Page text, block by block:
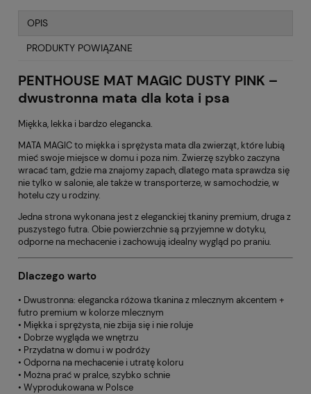
OPIS
PRODUKTY POWIĄZANE
PENTHOUSE MAT MAGIC DUSTY PINK –
dwustronna mata dla kota i psa
Miękka, lekka i bardzo elegancka.
MATA MAGIC to miękka i sprężysta mata dla zwierząt, które lubią
mieć swoje miejsce w domu i poza nim. Zwierzę szybko zaczyna
wracać tam, gdzie ma znajomy zapach, dlatego mata sprawdza się
nie tylko w salonie, ale także w transporterze, w samochodzie, w
hotelu czy u rodziny.
Jedna strona wykonana jest z eleganckiej tkaniny premium, druga z
puszystego futra. Obie powierzchnie są przyjemne w dotyku,
odporne na mechacenie i zachowują idealny wygląd po praniu.
Dlaczego warto
• Dwustronna: elegancka różowa tkanina z mlecznym akcentem +
futro premium w kolorze mlecznym
• Miękka i sprężysta, nie zbija się i nie roluje
• Dobrze wygląda we wnętrzu
• Przydatna w domu i w podróży
• Odporna na mechacenie i utratę koloru
• Można prać w pralce, szybko schnie
• Wyprodukowana w Polsce